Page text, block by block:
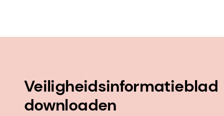
Veiligheidsinformatieblad
downloaden